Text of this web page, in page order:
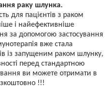
раку шлунка.
для пацієнтів з раком
і найефективніше
за допомогою застосування
вже стала
із запущеним раком шлунку,
перед стандартною
ви можете отримати в
!!!